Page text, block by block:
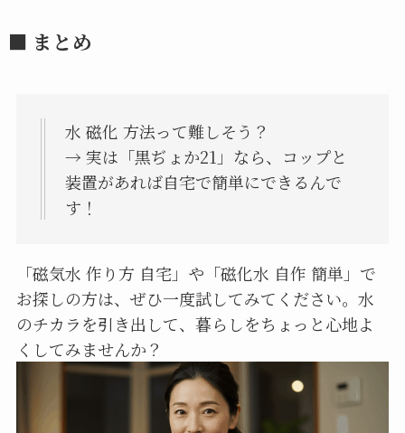
■ まとめ
水 磁化 方法って難しそう？
→ 実は「黒ぢょか21」なら、コップと
装置があれば自宅で簡単にできるんで
す！
「磁気水 作り方 自宅」や「磁化水 自作 簡単」で
お探しの方は、ぜひ一度試してみてください。水
のチカラを引き出して、暮らしをちょっと心地よ
くしてみませんか？